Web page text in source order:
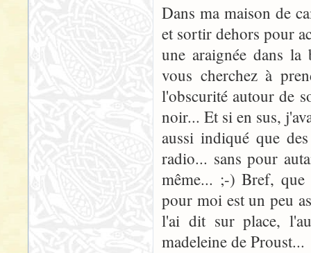
Dans ma maison de
et sortir dehors pour
une araignée dans
vous cherchez à
l'obscurité autour de
noir... Et si en sus,
aussi indiqué que
radio... sans pour
même... ;-) Bref,
pour moi est un peu
l'ai dit sur place,
madeleine de Proust...